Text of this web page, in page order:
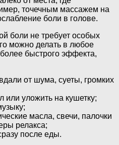
точечным массажем на
боли в голове.
боли не требует особых
можно делать в любое
быстрого эффекта,
от шума, суеты, громких
или уложить на кушетку;
масла, свечи, палочки
релакса;
после еды.